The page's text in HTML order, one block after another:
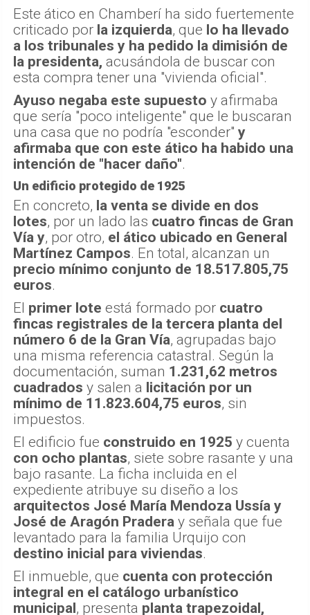
Este ático en Chamberí ha sido fuertemente
criticado por la izquierda, que lo ha llevado
a los tribunales y ha pedido la dimisión de
la presidenta, acusándola de buscar con
esta compra tener una "vivienda oficial".
Ayuso negaba este supuesto y afirmaba
que sería "poco inteligente" que le buscaran
una casa que no podría "esconder" y
afirmaba que con este ático ha habido una
intención de "hacer daño".
Un edificio protegido de 1925
En concreto, la venta se divide en dos
lotes, por un lado las cuatro fincas de Gran
Vía y, por otro, el ático ubicado en General
Martínez Campos. En total, alcanzan un
precio mínimo conjunto de 18.517.805,75
euros.
El primer lote está formado por cuatro
fincas registrales de la tercera planta del
número 6 de la Gran Vía, agrupadas bajo
una misma referencia catastral. Según la
documentación, suman 1.231,62 metros
cuadrados y salen a licitación por un
mínimo de 11.823.604,75 euros, sin
impuestos.
El edificio fue construido en 1925 y cuenta
con ocho plantas, siete sobre rasante y una
bajo rasante. La ficha incluida en el
expediente atribuye su diseño a los
arquitectos José María Mendoza Ussía y
José de Aragón Pradera y señala que fue
levantado para la familia Urquijo con
destino inicial para viviendas.
El inmueble, que cuenta con protección
integral en el catálogo urbanístico
municipal, presenta planta trapezoidal,